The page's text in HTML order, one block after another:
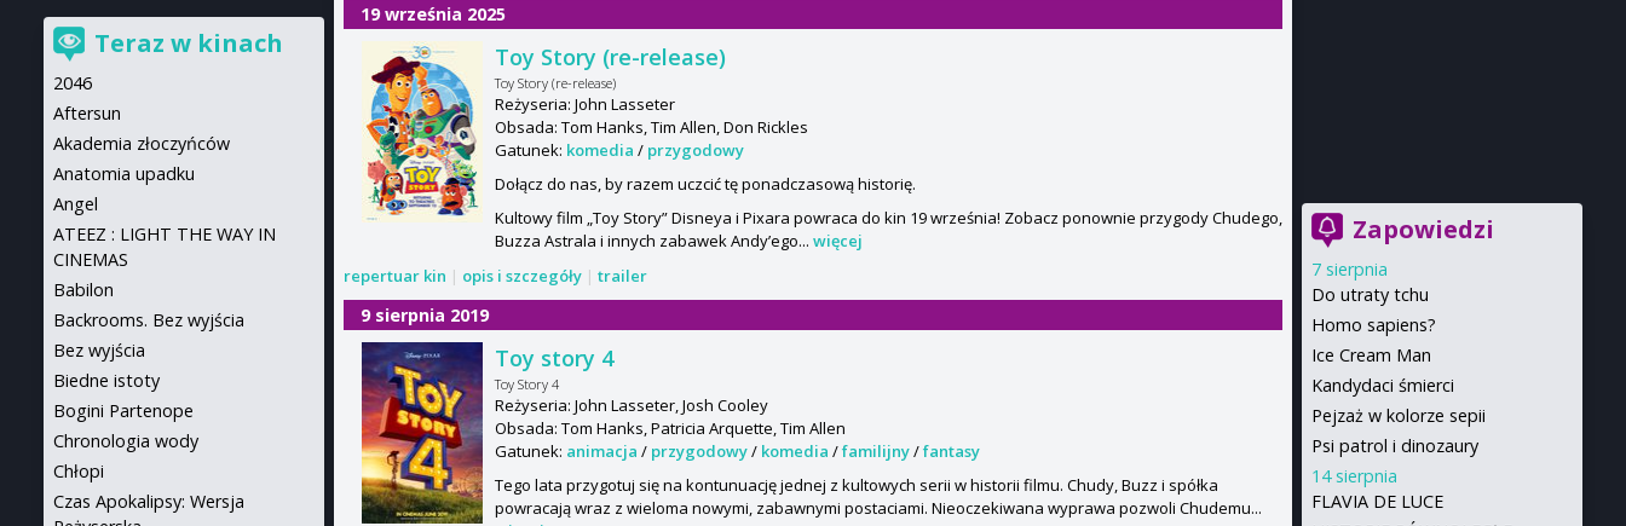
19 września 2025
Toy Story (re-release)
Toy Story (re-release)
Reżyseria: John Lasseter
Obsada: Tom Hanks, Tim Allen, Don Rickles
Gatunek: komedia / przygodowy
Dołącz do nas, by razem uczcić tę ponadczasową historię.
Kultowy film „Toy Story” Disneya i Pixara powraca do kin 19 września! Zobacz ponownie przygody Chudego,
Buzza Astrala i innych zabawek Andy’ego... więcej
repertuar kin | opis i szczegóły | trailer
9 sierpnia 2019
Toy story 4
Toy Story 4
Reżyseria: John Lasseter, Josh Cooley
Obsada: Tom Hanks, Patricia Arquette, Tim Allen
Gatunek: animacja / przygodowy/ komedia /familijny/fantasy
Tego lata przygotuj się na kontunuację jednej z kultowych serii w historii filmu. Chudy, Buzz i spółka
powracają wraz z wieloma nowymi, zabawnymi postaciami. Nieoczekiwana wyprawa pozwoli Chudemu...
Zapowiedzi
7 sierpnia
Do utraty tchu
Homo sapiens?
Ice Cream Man
Kandydaci śmierci
Pejzaż w kolorze sepii
Psi patrol i dinozaury
14 sierpnia
FLAVIA DE LUCE
Teraz w kinach
2046
Aftersun
Akademia złoczyńców
Anatomia upadku
Angel
ATEEZ : LIGHT THE WAY IN
CINEMAS
Babilon
Backrooms. Bez wyjścia
Bez wyjścia
Biedne istoty
Bogini Partenope
Chronologia wody
Chłopi
Czas Apokalipsy: Wersja